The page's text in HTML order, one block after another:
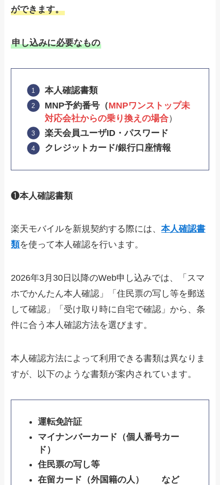
ができます。
申し込みに必要なもの
本人確認書類
MNP予約番号（MNPワンストップ未
対応会社からの乗り換えの場合）
楽天会員ユーザID・パスワード
クレジットカード/銀行口座情報
❶本人確認書類
楽天モバイルを新規契約する際には、本人確認書
類を使って本人確認を行います。
2026年3月30日以降のWeb申し込みでは、「スマ
ホでかんたん本人確認」「住民票の写し等を郵送
して確認」「受け取り時に自宅で確認」から、条
件に合う本人確認方法を選びます。
本人確認方法によって利用できる書類は異なりま
すが、以下のような書類が案内されています。
運転免許証
マイナンバーカード（個人番号カー
ド）
住民票の写し等
在留カード（外国籍の人） など